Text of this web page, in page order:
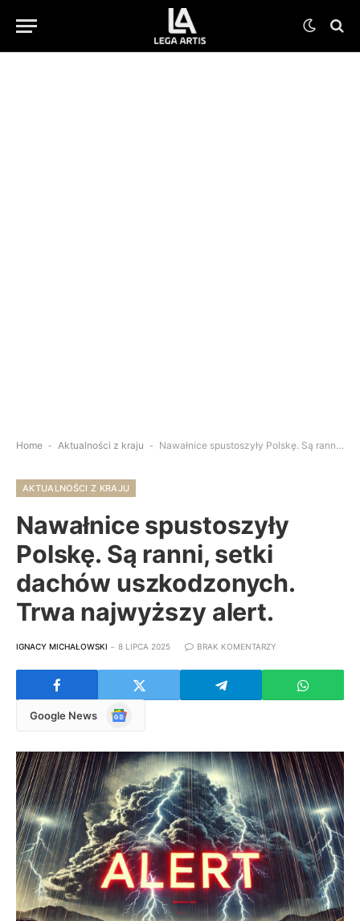
Home - Aktualności z kraju - Nawałnice spustoszyły Polskę. Są ranni, setki dachów uszkodzonych. Trwa najwyższy alert.
AKTUALNOŚCI Z KRAJU
Nawałnice spustoszyły
Polskę. Są ranni, setki
dachów uszkodzonych.
Trwa najwyższy alert.
IGNACY MICHAŁOWSKI 8 LIPCA 2025 BRAK KOMENTARZY
Google News
Google